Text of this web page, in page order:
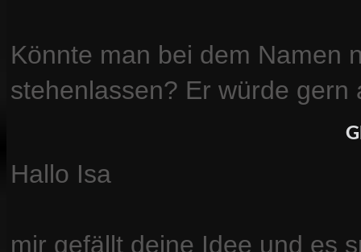
Könnte man bei dem Namen
stehenlassen? Er würde
Hallo Isa
mir gefällt deine Idee und es